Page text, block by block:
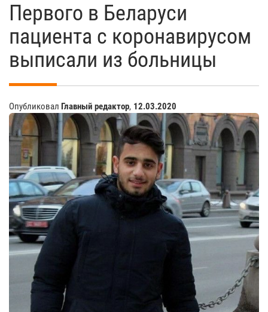
Первого в Беларуси
пациента с коронавирусом
выписали из больницы
Опубликовал Главный редактор, 12.03.2020